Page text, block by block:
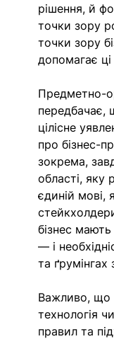
рішення, й
точки зору
точки зору
допомагає
Предметно-
передбачає,
цілісне
про бізнес-
зокрема,
області, яку
єдиній мові,
бізнес
— і
та ґрумінгах
Важливо, що
технологія
правил та